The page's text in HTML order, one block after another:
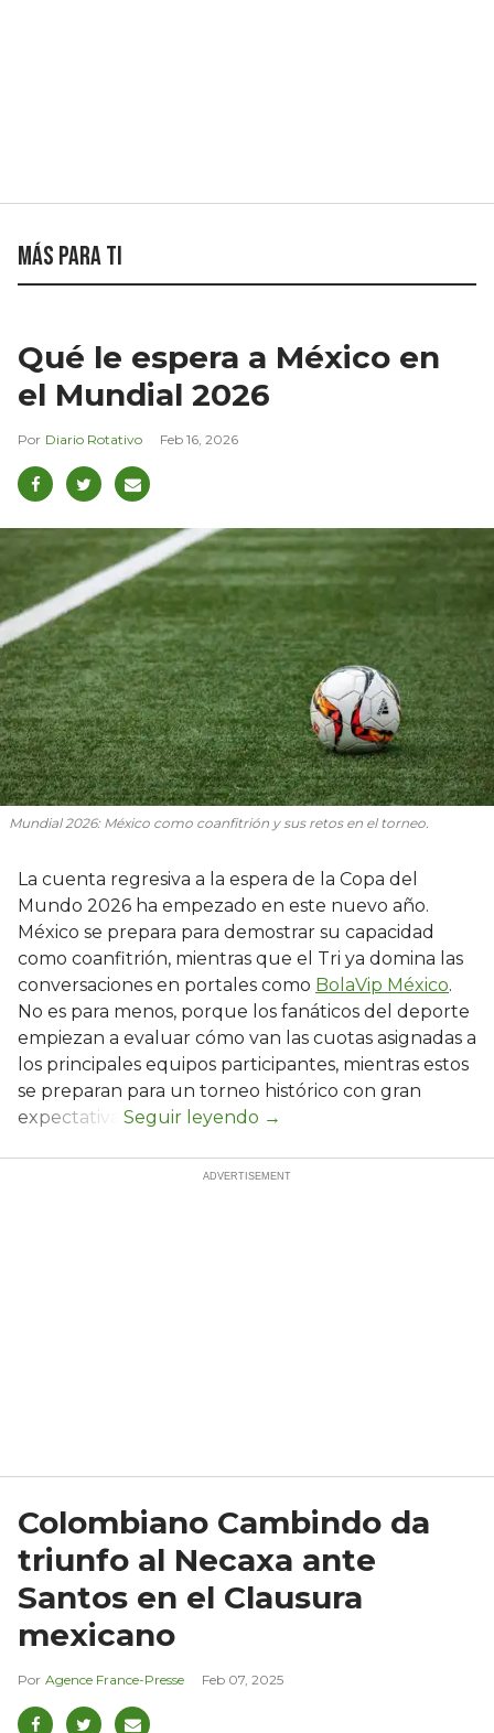
Más para ti
Qué le espera a México en
el Mundial 2026
Diario Rotativo Feb 16, 2026
Mundial 2026: México como coanfitrión y sus retos en el torneo.
La cuenta regresiva a la espera de la Copa del
Mundo 2026 ha empezado en este nuevo año.
México se prepara para demostrar su capacidad
como coanfitrión, mientras que el Tri ya domina las
conversaciones en portales como BolaVip México.
No es para menos, porque los fanáticos del deporte
empiezan a evaluar cómo van las cuotas asignadas a
los principales equipos participantes, mientras estos
se preparan para un torneo histórico con gran
expectativa.
Colombiano Cambindo da
triunfo al Necaxa ante
Santos en el Clausura
mexicano
Agence France-Presse Feb 07, 2025